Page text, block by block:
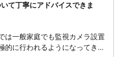
メリットがあります。このよう
て丁寧にアドバイスできま
は一般家庭でも監視カメラ設置
的に行われるようになってきて